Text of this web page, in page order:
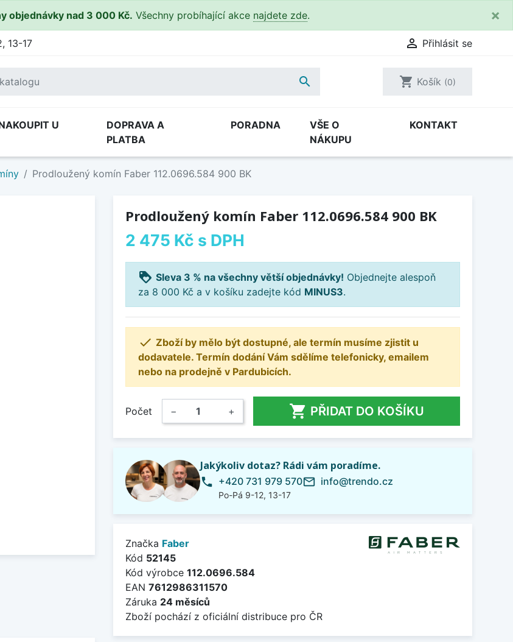
objednávky nad 3 000 Kč. Všechny probíhající akce najdete zde. ×
13-17  Přihlásit se
 shopping_cart Košík (0)
U
DOPRAVA A
PLATBA
PORADNA
VŠE O
NÁKUPU
KONTAKT
Prodloužený komín Faber 112.0696.584 900 BK
Prodloužený komín Faber 112.0696.584 900 BK
2 475 Kč s DPH
loyalty Sleva 3 % na všechny větší objednávky! Objednejte alespoň
za 8 000 Kč a v košíku zadejte kód MINUS3.
 Zboží by mělo být dostupné, ale termín musíme zjistit u
dodavatele. Termín dodání Vám sdělíme telefonicky, emailem
nebo na prodejně v Pardubicích.
Počet − +  PŘIDAT DO KOŠÍKU
Jakýkoliv dotaz? Rádi vám poradíme.
phone +420 731 979 570
Po-Pá 9-12, 13-17
mail_outline info@trendo.cz
Značka Faber
Kód 52145
Kód výrobce 112.0696.584
EAN 7612986311570
Záruka 24 měsíců
Zboží pochází z oficiální distribuce pro ČR